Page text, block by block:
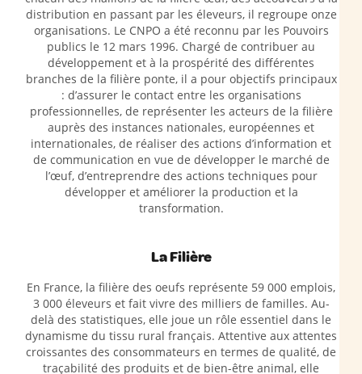
distribution en passant par les éleveurs, il regroupe onze
organisations. Le CNPO a été reconnu par les Pouvoirs
publics le 12 mars 1996. Chargé de contribuer au
développement et à la prospérité des différentes
branches de la filière ponte, il a pour objectifs principaux
: d’assurer le contact entre les organisations
professionnelles, de représenter les acteurs de la filière
auprès des instances nationales, européennes et
internationales, de réaliser des actions d’information et
de communication en vue de développer le marché de
l’œuf, d’entreprendre des actions techniques pour
développer et améliorer la production et la
transformation.
La Filière
En France, la filière des oeufs représente 59 000 emplois,
3 000 éleveurs et fait vivre des milliers de familles. Au-
delà des statistiques, elle joue un rôle essentiel dans le
dynamisme du tissu rural français. Attentive aux attentes
croissantes des consommateurs en termes de qualité, de
traçabilité des produits et de bien-être animal, elle